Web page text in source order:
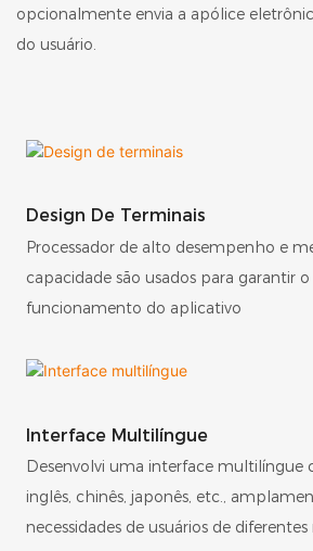
opcionalmente envia a apólice
do usuário.
Design De Terminais
Processador de alto desempenho e
capacidade são usados ​​para garantir
funcionamento do aplicativo
Interface Multilíngue
Desenvolvi uma interface multilíngue
inglês, chinês, japonês, etc.,
necessidades de usuários de